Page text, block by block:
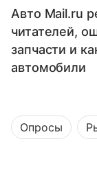
Авто Mail.ru
читателей,
запчасти и
автомобили
Опросы